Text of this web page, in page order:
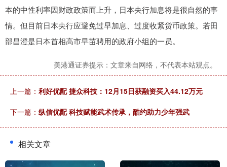
本的中性利率因财政政策而上升，日本央行加息将是很自然的事
情。但目前日本央行应避免过早加息、过度收紧货币政策。若田
部昌澄是日本首相高市早苗聘用的政府小组的一员。
美港通证券提示：文章来自网络，不代表本站观点。
上一篇： 利好优配 捷众科技：12月15日获融资买入44.12万元
下一篇： 纵信优配 科技赋能武术传承，酷约助力少年强武
相关文章